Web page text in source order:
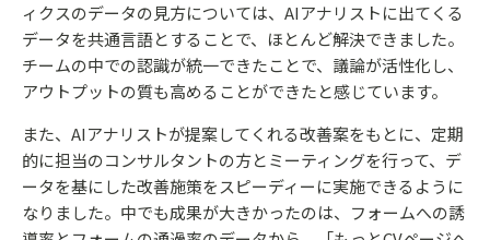
ィクスのデータの見方については、AIアナリストに出てくる
データを共通言語とすることで、ほとんど解決できました。
チームの中での認識が統一できたことで、議論が活性化し、
アウトプットの質も高めることができたと感じています。
また、AIアナリストが提案してくれる改善案をもとに、定期
的に担当のコンサルタントの方とミーティングを行って、デ
ータを基にした改善施策をスピーディーに実施できるように
なりました。中でも成果が大きかったのは、フォームへの誘